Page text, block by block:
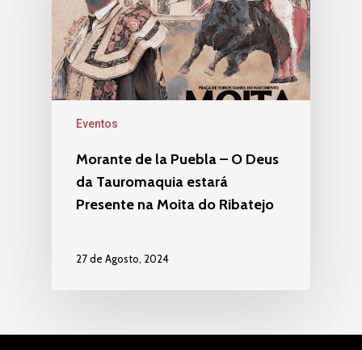
Eventos
Morante de la Puebla – O Deus
da Tauromaquia estará
Presente na Moita do Ribatejo
27 de Agosto, 2024